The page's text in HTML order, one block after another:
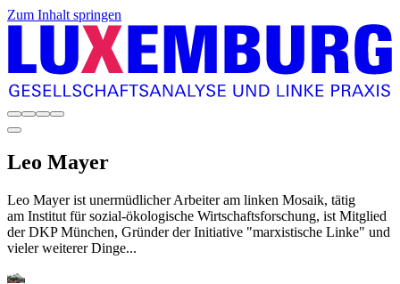
Zum Inhalt springen
Leo Mayer
Leo Mayer ist unermüdlicher Arbeiter am linken Mosaik, tätig
am Institut für sozial-ökologische Wirtschaftsforschung, ist Mitglied
der DKP München, Gründer der Initiative "marxistische Linke" und
vieler weiterer Dinge...